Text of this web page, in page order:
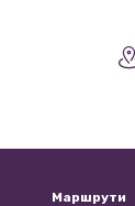
Маршрути